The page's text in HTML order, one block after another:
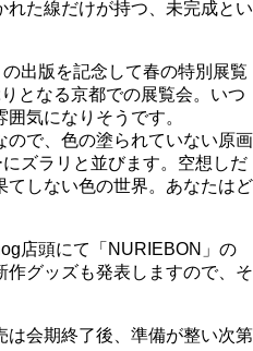
れた線だけが持つ、未完成とい
出版を記念して春の特別展覧
となる京都での展覧会。いつ
気になりそうです。
ので、色の塗られていない原画
ズラリと並びます。空想しだ
てしない色の世界。あなたはど
店頭にて「NURIEBON」の
作グッズも発表しますので、そ
会期終了後、準備が整い次第